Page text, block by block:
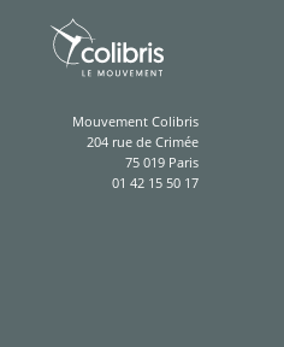
Mouvement Colibris
204 rue de Crimée
75 019 Paris
01 42 15 50 17